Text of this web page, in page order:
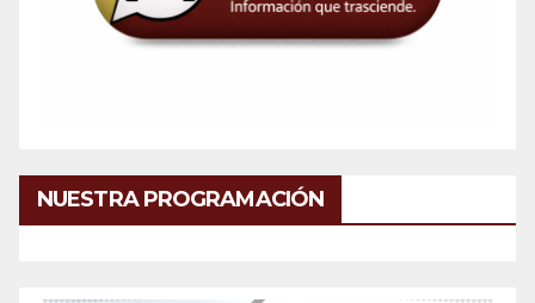
NUESTRA PROGRAMACIÓN